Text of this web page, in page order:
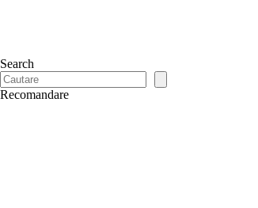
Search
Recomandare